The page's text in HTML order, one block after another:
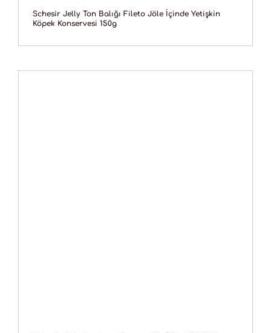
Schesir Jelly Ton Balığı Fileto Jöle İçinde Yetişkin
Köpek Konservesi 150g